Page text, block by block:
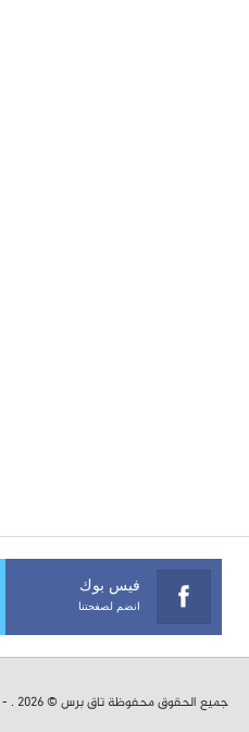
فيس بوك
انضم لصفحتنا
جميع الحقوق محفوظة تاق برس © 2026 . -